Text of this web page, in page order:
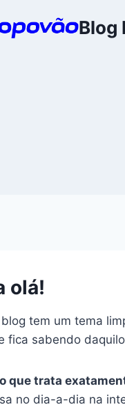
Blog
olá!
tem um tema
fica sabendo
que trata
no dia-a-dia na